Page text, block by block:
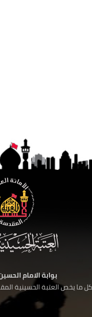
بوابة الامام
ما يخص العتبة الحسينية